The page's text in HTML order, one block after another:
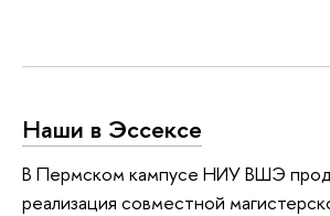
Наши в Эссексе
В Пермском кампусе НИУ ВШЭ
реализация совместной